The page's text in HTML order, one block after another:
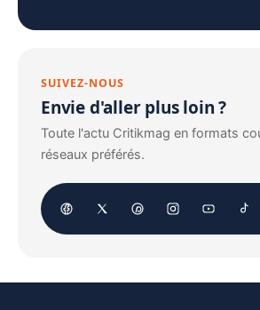
SUIVEZ-NOUS
Envie d'aller plus loin ?
Toute l'actu Critikmag en formats
réseaux préférés.